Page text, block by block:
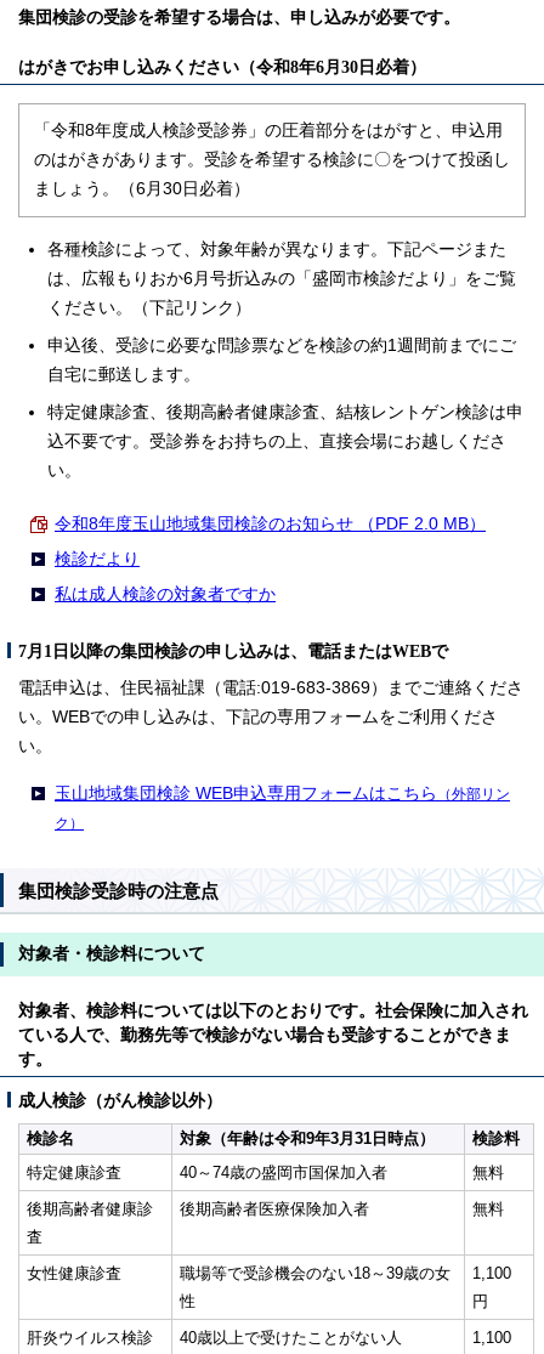
集団検診の受診を希望する場合は、申し込みが必要です。
はがきでお申し込みください（令和8年6月30日必着）
「令和8年度成人検診受診券」の圧着部分をはがすと、申込用
のはがきがあります。受診を希望する検診に〇をつけて投函し
ましょう。（6月30日必着）
各種検診によって、対象年齢が異なります。下記ページまた
は、広報もりおか6月号折込みの「盛岡市検診だより」をご覧
ください。（下記リンク）
申込後、受診に必要な問診票などを検診の約1週間前までにご
自宅に郵送します。
特定健康診査、後期高齢者健康診査、結核レントゲン検診は申
込不要です。受診券をお持ちの上、直接会場にお越しくださ
い。
令和8年度玉山地域集団検診のお知らせ （PDF 2.0 MB）
検診だより
私は成人検診の対象者ですか
7月1日以降の集団検診の申し込みは、電話またはWEBで
電話申込は、住民福祉課（電話:019-683-3869）までご連絡くださ
い。WEBでの申し込みは、下記の専用フォームをご利用くださ
い。
玉山地域集団検診 WEB申込専用フォームはこちら
（外部リン
ク）
集団検診受診時の注意点
対象者・検診料について
対象者、検診料については以下のとおりです。社会保険に加入され
ている人で、勤務先等で検診がない場合も受診することができま
す。
成人検診（がん検診以外）
検診名 対象（年齢は令和9年3月31日時点）
検診料
特定健康診査
40～74歳の盛岡市国保加入者
無料
後期高齢者健康診
査
後期高齢者医療保険加入者 無料
女性健康診査
職場等で受診機会のない18～39歳の女
性
1,100
円
肝炎ウイルス検診
40歳以上で受けたことがない人
1,100